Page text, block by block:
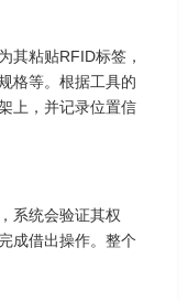
其粘贴RFID标签，
格等。根据工具的
上，并记录位置信
系统会验证其权
成借出操作。整个